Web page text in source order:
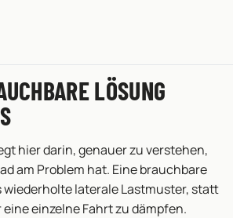
LÖSUNG
hier darin, genauer zu verstehen,
am Problem hat. Eine brauchbare
wiederholte laterale Lastmuster, statt
einzelne Fahrt zu dämpfen.